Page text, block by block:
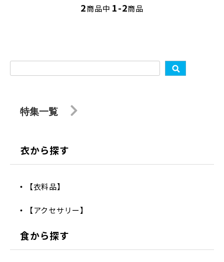
2商品中 1-2商品
特集一覧
衣から探す
【衣料品】
【アクセサリー】
食から探す